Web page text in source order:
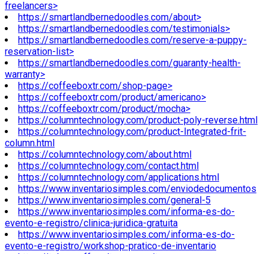
freelancers>
https://smartlandbernedoodles.com/about>
https://smartlandbernedoodles.com/testimonials>
https://smartlandbernedoodles.com/reserve-a-puppy-
reservation-list>
https://smartlandbernedoodles.com/guaranty-health-
warranty>
https://coffeeboxtr.com/shop-page>
https://coffeeboxtr.com/product/americano>
https://coffeeboxtr.com/product/mocha>
https://columntechnology.com/product-poly-reverse.html
https://columntechnology.com/product-Integrated-frit-
column.html
https://columntechnology.com/about.html
https://columntechnology.com/contact.html
https://columntechnology.com/applications.html
https://www.inventariosimples.com/enviodedocumentos
https://www.inventariosimples.com/general-5
https://www.inventariosimples.com/informa-es-do-
evento-e-registro/clinica-juridica-gratuita
https://www.inventariosimples.com/informa-es-do-
evento-e-registro/workshop-pratico-de-inventario